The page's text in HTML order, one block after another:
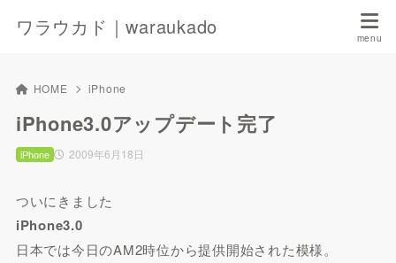
ワラウカド｜waraukado
HOME iPhone
iPhone3.0アップデート完了
2009年6月18日
iPhone
ついにきました
iPhone3.0
日本では今日のAM2時位から提供開始された模様。